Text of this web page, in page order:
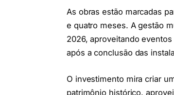
As obras estão marcadas
e quatro meses. A gestão
2026, aproveitando
após a conclusão das
O investimento mira criar
patrimônio histórico,